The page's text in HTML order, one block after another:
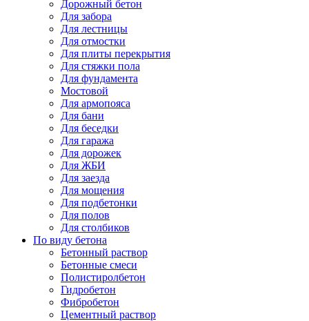
Дорожный бетон
Для забора
Для лестницы
Для отмостки
Для плиты перекрытия
Для стяжки пола
Для фундамента
Мостовой
Для армопояса
Для бани
Для беседки
Для гаража
Для дорожек
Для ЖБИ
Для заезда
Для мощения
Для подбетонки
Для полов
Для столбиков
По виду бетона
Бетонный раствор
Бетонные смеси
Полистиролбетон
Гидробетон
Фибробетон
Цементный раствор